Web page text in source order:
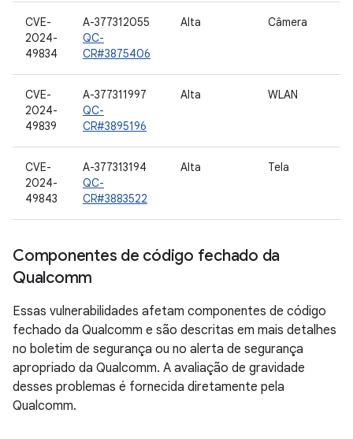
CVE-
2024-
49834
A-377312055
QC-
CR#3875406
Alta Câmera
CVE-
2024-
49839
A-377311997
QC-
CR#3895196
Alta WLAN
CVE-
2024-
49843
A-377313194
QC-
CR#3883522
Alta Tela
Componentes de código fechado da
Qualcomm
Essas vulnerabilidades afetam componentes de código
fechado da Qualcomm e são descritas em mais detalhes
no boletim de segurança ou no alerta de segurança
apropriado da Qualcomm. A avaliação de gravidade
desses problemas é fornecida diretamente pela
Qualcomm.